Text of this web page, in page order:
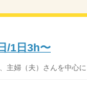
/1日3h〜
主婦（夫）さんを中心